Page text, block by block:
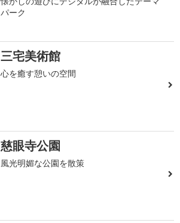
パーク
三宅美術館
心を癒す憩いの空間
慈眼寺公園
風光明媚な公園を散策